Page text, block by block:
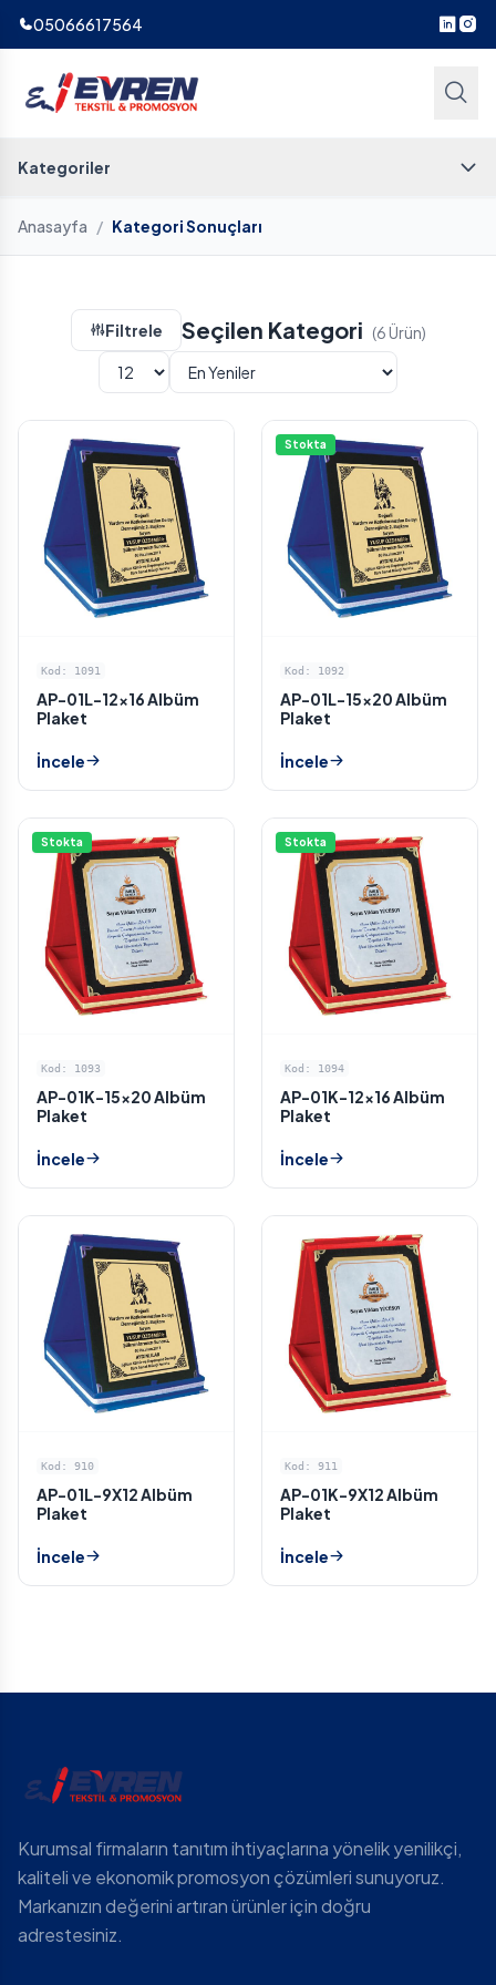
05066617564
Kategoriler
Anasayfa / Kategori Sonuçları
Filtrele Seçilen Kategori (6 Ürün)
Kod: 1091
AP-01L-12x16 Albüm
Plaket
İncele
Stokta
Kod: 1092
AP-01L-15x20 Albüm
Plaket
İncele
Stokta
Kod: 1093
AP-01K-15x20 Albüm
Plaket
İncele
Stokta
Kod: 1094
AP-01K-12x16 Albüm
Plaket
İncele
Kod: 910
AP-01L-9X12 Albüm
Plaket
İncele
Kod: 911
AP-01K-9X12 Albüm
Plaket
İncele
Kurumsal firmaların tanıtım ihtiyaçlarına yönelik yenilikçi,
kaliteli ve ekonomik promosyon çözümleri sunuyoruz.
Markanızın değerini artıran ürünler için doğru
adrestesiniz.